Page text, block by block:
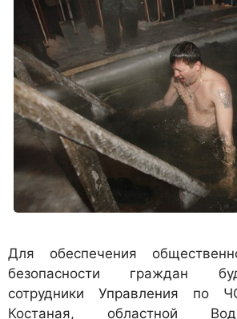
Для обеспечения
безопасности граждан
сотрудники Управления по
Костаная, областной